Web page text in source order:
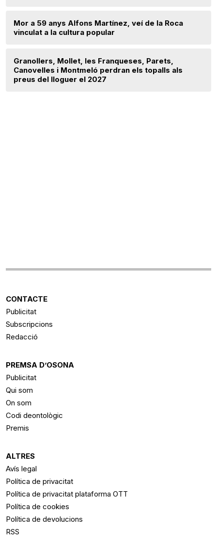
Mor a 59 anys Alfons Martínez, veí de la Roca
vinculat a la cultura popular
Granollers, Mollet, les Franqueses, Parets,
Canovelles i Montmeló perdran els topalls als
preus del lloguer el 2027
CONTACTE
Publicitat
Subscripcions
Redacció
PREMSA D’OSONA
Publicitat
Qui som
On som
Codi deontològic
Premis
ALTRES
Avís legal
Política de privacitat
Política de privacitat plataforma OTT
Política de cookies
Política de devolucions
RSS